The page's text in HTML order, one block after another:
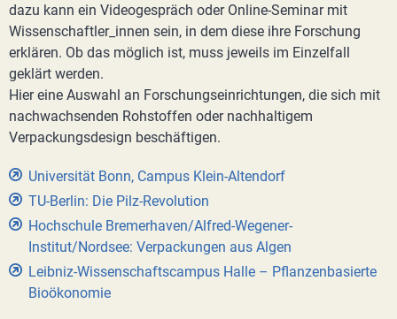
dazu kann ein Videogespräch oder Online-Seminar mit
Wissenschaftler_innen sein, in dem diese ihre Forschung
erklären. Ob das möglich ist, muss jeweils im Einzelfall
geklärt werden.
Hier eine Auswahl an Forschungseinrichtungen, die sich mit
nachwachsenden Rohstoffen oder nachhaltigem
Verpackungsdesign beschäftigen.
Universität Bonn, Campus Klein-Altendorf
TU-Berlin: Die Pilz-Revolution
Hochschule Bremerhaven/Alfred-Wegener-
Institut/Nordsee: Verpackungen aus Algen
Leibniz-Wissenschaftscampus Halle – Pflanzenbasierte
Bioökonomie